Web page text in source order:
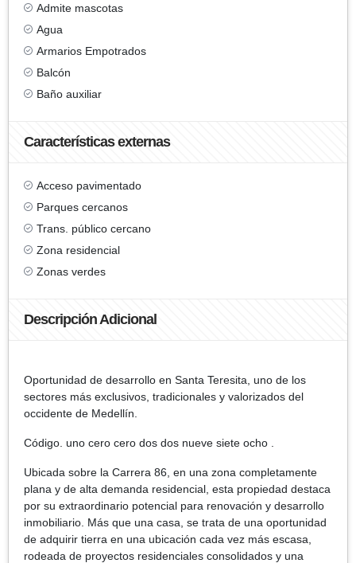
Admite mascotas
Agua
Armarios Empotrados
Balcón
Baño auxiliar
Características externas
Acceso pavimentado
Parques cercanos
Trans. público cercano
Zona residencial
Zonas verdes
Descripción Adicional
Oportunidad de desarrollo en Santa Teresita, uno de los
sectores más exclusivos, tradicionales y valorizados del
occidente de Medellín.
Código. uno cero cero dos dos nueve siete ocho .
Ubicada sobre la Carrera 86, en una zona completamente
plana y de alta demanda residencial, esta propiedad destaca
por su extraordinario potencial para renovación y desarrollo
inmobiliario. Más que una casa, se trata de una oportunidad
de adquirir tierra en una ubicación cada vez más escasa,
rodeada de proyectos residenciales consolidados y una